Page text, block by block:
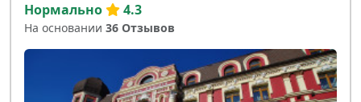
Нормально 4.3
На основании 36 Отзывов